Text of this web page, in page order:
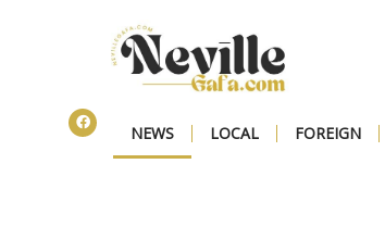
NEWS LOCAL FOREIGN